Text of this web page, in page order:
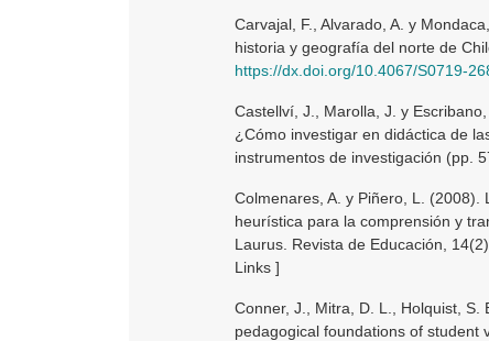
Carvajal, F., Alvarado, A. y
historia y geografía del norte de
https://dx.doi.org/10.4067/S0719-
Castellví, J., Marolla, J. y
¿Cómo investigar en didáctica de
instrumentos de investigación (pp.
Colmenares, A. y Piñero, L. (2008).
heurística para la comprensión y
Laurus. Revista de Educación,
Links ]
Conner, J., Mitra, D. L., Holquist,
pedagogical foundations of student